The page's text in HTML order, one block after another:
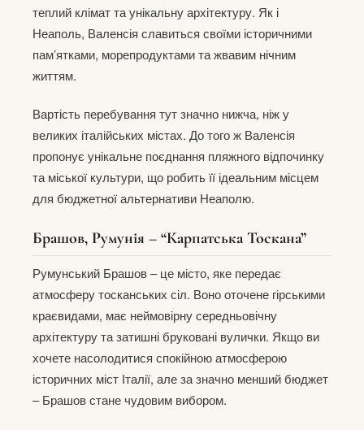
теплий клімат та унікальну архітектуру. Як і
Неаполь, Валенсія славиться своїми історичними
пам’ятками, морепродуктами та жвавим нічним
життям.
Вартість перебування тут значно нижча, ніж у
великих італійських містах. До того ж Валенсія
пропонує унікальне поєднання пляжного відпочинку
та міської культури, що робить її ідеальним місцем
для бюджетної альтернативи Неаполю.
Брашов, Румунія – “Карпатська Тоскана”
Румунський Брашов – це місто, яке передає
атмосферу тосканських сіл. Воно оточене гірськими
краєвидами, має неймовірну середньовічну
архітектуру та затишні бруковані вулички. Якщо ви
хочете насолодитися спокійною атмосферою
історичних міст Італії, але за значно менший бюджет
– Брашов стане чудовим вибором.